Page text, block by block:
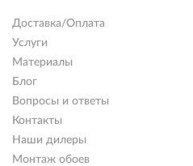
Доставка/Оплата
Услуги
Материалы
Блог
Вопросы и ответы
Контакты
Наши дилеры
Монтаж обоев